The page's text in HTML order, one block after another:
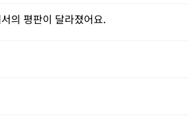
의 평판이 달라졌어요.